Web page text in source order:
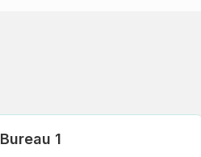
Bureau 1